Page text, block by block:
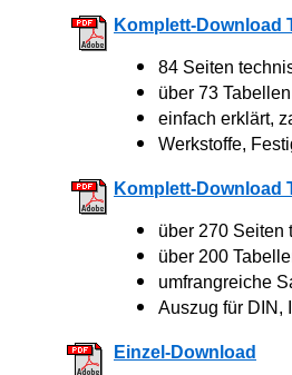
Komplett-Download
84 Seiten
über 73 Tabellen
einfach erklärt,
Werkstoffe,
Komplett-Download
über 270 Seiten
über 200
umfrangreiche
Auszug für DIN,
Einzel-Download